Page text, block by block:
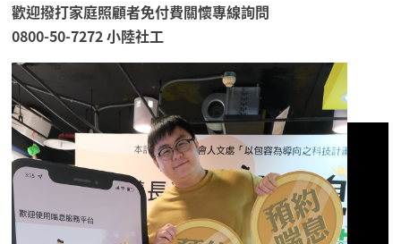
歡迎撥打家庭照顧者免付費關懷專線詢問
0800-50-7272 小陸社工